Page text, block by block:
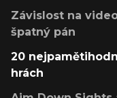
Závislost na
špatný pán
20
hrách